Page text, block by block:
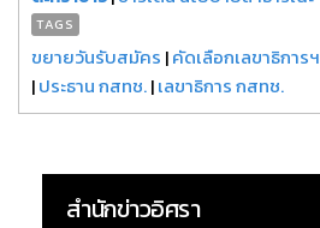
TAGS
ขยายวันรับสมัคร |คัดเลือกเลขาธิการฯ
|ประธาน กสทช.|เลขาธิการ กสทช.
สำนักข่าวอิศรา